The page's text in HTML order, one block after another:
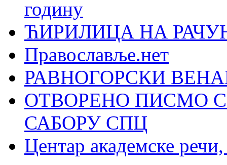
годину
ЋИРИЛИЦА НА
Православље.нет
РАВНОГОРСКИ
ОТВОРЕНО ПИСМО
САБОРУ СПЦ
Центар академске